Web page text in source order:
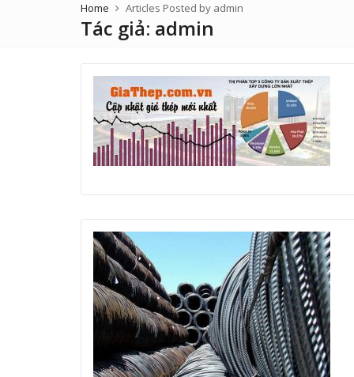
Home Articles Posted by admin
Tác giả: admin